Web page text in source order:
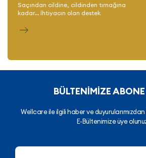
Saçından cildine, cildinden tırnağına
kadar... İhtiyacın olan destek
BÜLTENİMİZE
Wellcare ile ilgili haber ve
E-Bültenimize üye